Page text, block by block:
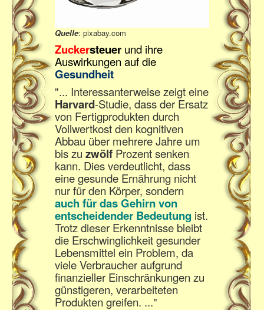
Quelle: pixabay.com
Zuckersteuer und ihre
Auswirkungen auf die
Gesundheit
"... Interessanterweise zeigt eine
Harvard-Studie, dass der Ersatz
von Fertigprodukten durch
Vollwertkost den kognitiven
Abbau über mehrere Jahre um
bis zu zwölf Prozent senken
kann. Dies verdeutlicht, dass
eine gesunde Ernährung nicht
nur für den Körper, sondern
auch für dasGehirnvon
entscheidender Bedeutung ist.
Trotz dieser Erkenntnisse bleibt
die Erschwinglichkeit gesunder
Lebensmittel ein Problem, da
viele Verbraucher aufgrund
finanzieller Einschränkungen zu
günstigeren, verarbeiteten
Produkten greifen. ..."